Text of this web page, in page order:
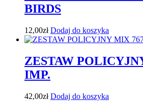
BIRDS
12,00zł Dodaj do koszyka
ZESTAW
IMP.
42,00zł Dodaj do koszyka